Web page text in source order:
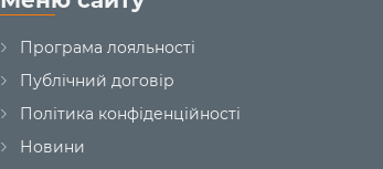
Програма лояльності
Публічний договір
Політика конфіденційності
Новини